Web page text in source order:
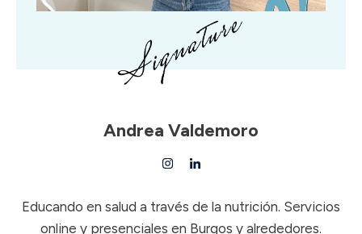
Andrea Valdemoro
Educando en salud a través de la nutrición. Servicios
online y presenciales en Burgos y alrededores.